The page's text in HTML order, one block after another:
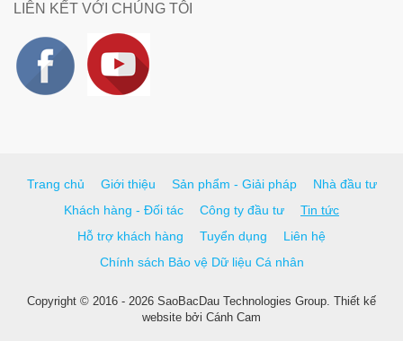
LIÊN KẾT VỚI CHÚNG TÔI
Trang chủ Giới thiệu Sản phẩm - Giải pháp
Nhà đầu tư
Khách hàng - Đối tác
Công ty đầu tư
Tin tức
Hỗ trợ khách hàng
Tuyển dụng
Liên hệ
Chính sách Bảo vệ Dữ liệu Cá nhân
Copyright © 2016 - 2026 SaoBacDau Technologies Group. Thiết kế
website bởi Cánh Cam